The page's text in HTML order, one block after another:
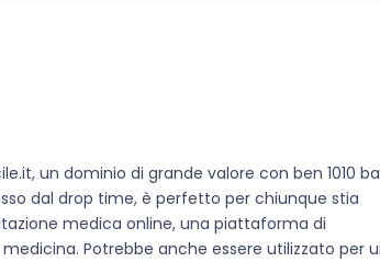
un dominio di grande valore con ben 1010
dal drop time, è perfetto per chiunque stia
medica online, una piattaforma di
Potrebbe anche essere utilizzato per